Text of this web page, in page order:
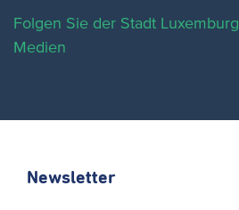
Folgen Sie der Stadt
Medien
Newsletter